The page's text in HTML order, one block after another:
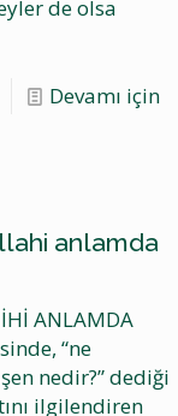
de olsa
Devamı için
anlamda
ANLAMDA
“ne
nedir?” dediği
ilgilendiren